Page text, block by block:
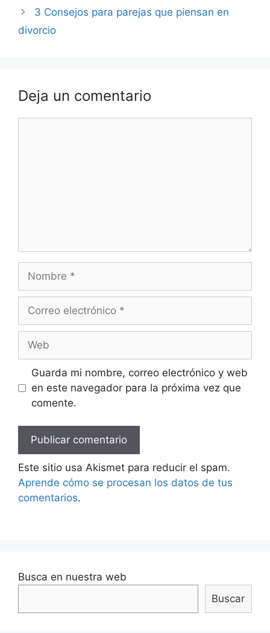
3 Consejos para parejas que piensan en
divorcio
Deja un comentario
Guarda mi nombre, correo electrónico y web
en este navegador para la próxima vez que
comente.
Este sitio usa Akismet para reducir el spam.
Aprende cómo se procesan los datos de tus
comentarios.
Busca en nuestra web
Buscar